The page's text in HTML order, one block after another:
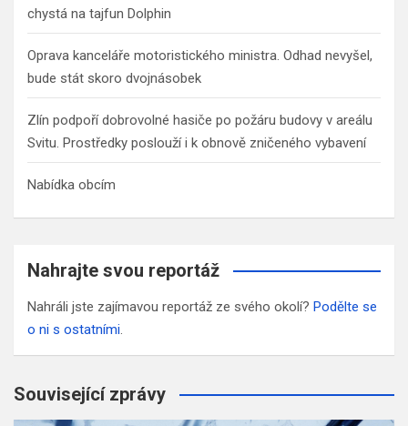
chystá na tajfun Dolphin
Oprava kanceláře motoristického ministra. Odhad nevyšel,
bude stát skoro dvojnásobek
Zlín podpoří dobrovolné hasiče po požáru budovy v areálu
Svitu. Prostředky poslouží i k obnově zničeného vybavení
Nabídka obcím
Nahrajte svou reportáž
Nahráli jste zajímavou reportáž ze svého okolí? Podělte se
o ni s ostatními.
Související zprávy